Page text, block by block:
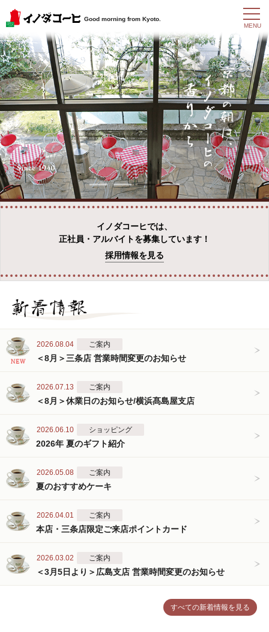
Good morning from Kyoto.
t
o
l
e
n
a
v
g
a
t
i
o
n
MENU
イノダコーヒでは、
正社員・アルバイトを募集しています！
採用情報を見る
すべての新着情報を見る
2026.08.04 ご案内
＜8月＞三条店 営業時間変更のお知らせ
2026.07.13 ご案内
＜8月＞休業日のお知らせ/横浜髙島屋支店
2026.06.10 ショッピング
2026年 夏のギフト紹介
2026.05.08 ご案内
夏のおすすめケーキ
2026.04.01 ご案内
本店・三条店限定ご来店ポイントカード
2026.03.02 ご案内
＜3月5日より＞広島支店 営業時間変更のお知らせ